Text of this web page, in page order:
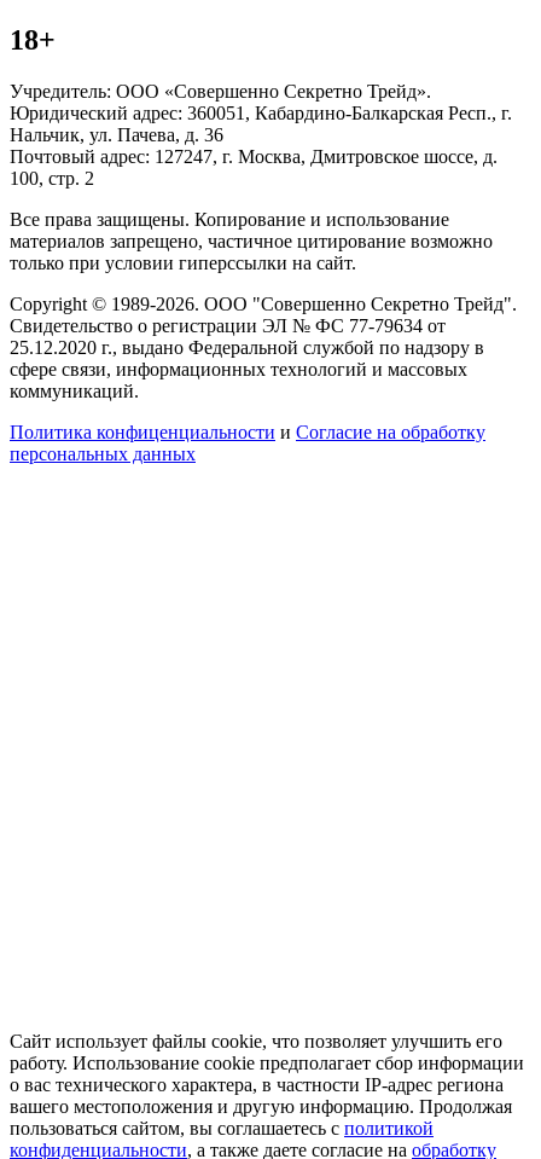
18+
Учредитель: ООО «Совершенно Секретно Трейд».
Юридический адрес: 360051, Кабардино-Балкарская Респ., г.
Нальчик, ул. Пачева, д. 36
Почтовый адрес: 127247, г. Москва, Дмитровское шоссе, д.
100, стр. 2
Все права защищены. Копирование и использование
материалов запрещено, частичное цитирование возможно
только при условии гиперссылки на сайт.
Copyright © 1989-2026. ООО "Совершенно Секретно Трейд".
Свидетельство о регистрации ЭЛ № ФС 77-79634 от
25.12.2020 г., выдано Федеральной службой по надзору в
сфере связи, информационных технологий и массовых
коммуникаций.
Политика конфиценциальности и Согласие на обработку
персональных данных
Сайт использует файлы cookie, что позволяет улучшить его
работу. Использование cookie предполагает сбор информации
о вас технического характера, в частности IP-адрес региона
вашего местоположения и другую информацию. Продолжая
пользоваться сайтом, вы соглашаетесь с политикой
конфиденциальности, а также даете согласие на обработку